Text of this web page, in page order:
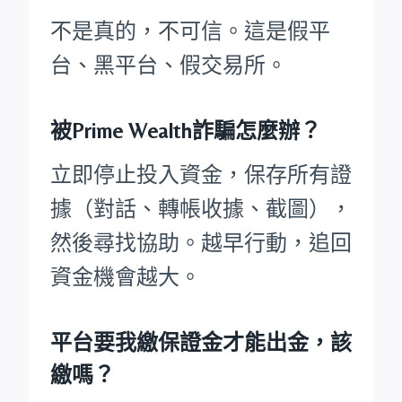
不是真的，不可信。這是假平
台、黑平台、假交易所。
被Prime Wealth詐騙怎麼辦？
立即停止投入資金，保存所有證
據（對話、轉帳收據、截圖），
然後尋找協助。越早行動，追回
資金機會越大。
平台要我繳保證金才能出金，該
繳嗎？